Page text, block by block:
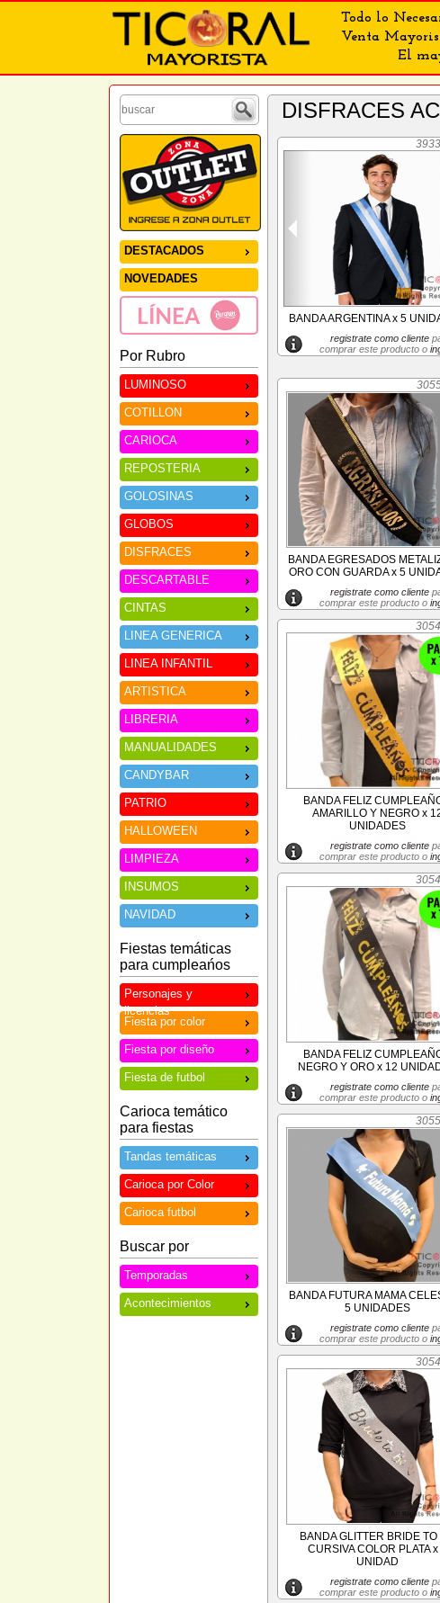
Todo lo
Venta
El
DESTACADOS
NOVEDADES
Por Rubro
LUMINOSO
COTILLON
CARIOCA
REPOSTERIA
GOLOSINAS
GLOBOS
DISFRACES
DESCARTABLE
CINTAS
LINEA GENERICA
LINEA INFANTIL
ARTISTICA
LIBRERIA
MANUALIDADES
CANDYBAR
PATRIO
HALLOWEEN
LIMPIEZA
INSUMOS
NAVIDAD
Fiestas temáticas
para cumpleańos
Personajes y
licencias
Fiesta por color
Fiesta por diseño
Fiesta de futbol
Carioca temático
para fiestas
Tandas temáticas
Carioca por Color
Carioca futbol
Buscar por
Temporadas
Acontecimientos
DISFRACES
BANDA ARGENTINA x 5
registrate como cliente
comprar este producto o
BANDA EGRESADOS
ORO CON GUARDA x 5
registrate como cliente
comprar este producto o
BANDA FELIZ
AMARILLO Y NEGRO x
UNIDADES
registrate como cliente
comprar este producto o
BANDA FELIZ
NEGRO Y ORO x 12
registrate como cliente
comprar este producto o
BANDA FUTURA MAMA
5 UNIDADES
registrate como cliente
comprar este producto o
BANDA GLITTER BRIDE TO
CURSIVA COLOR PLATA x
UNIDAD
registrate como cliente
comprar este producto o